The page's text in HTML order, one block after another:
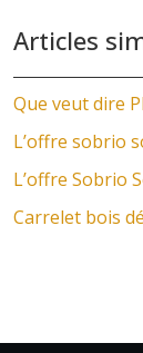
Articles
Que veut dire
L’offre sobrio
L’offre Sobrio
Carrelet bois